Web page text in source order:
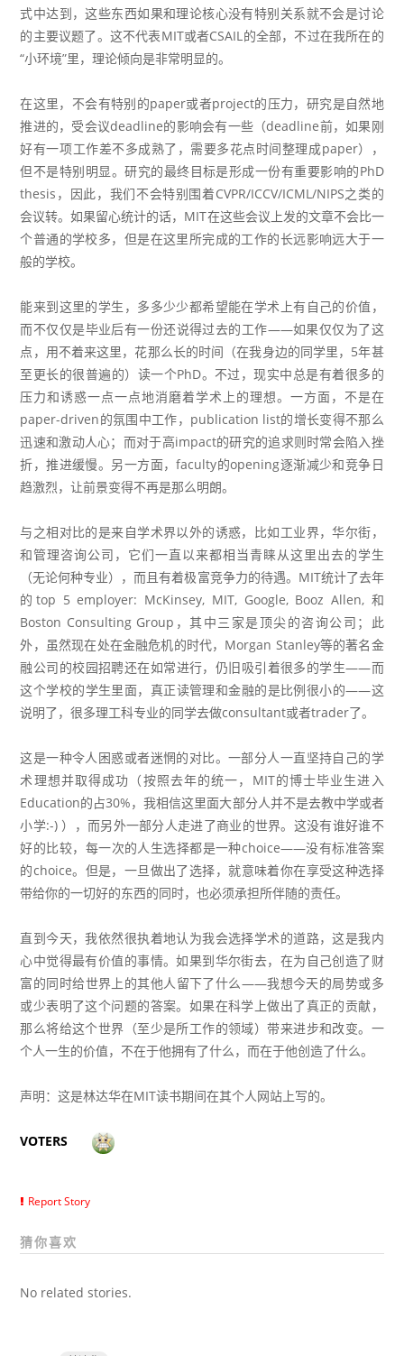
式中达到，这些东西如果和理论核心没有特别关系就不会是讨论
的主要议题了。这不代表MIT或者CSAIL的全部，不过在我所在的
“小环境”里，理论倾向是非常明显的。
在这里，不会有特别的paper或者project的压力，研究是自然地
推进的，受会议deadline的影响会有一些（deadline前，如果刚
好有一项工作差不多成熟了，需要多花点时间整理成paper），
但不是特别明显。研究的最终目标是形成一份有重要影响的PhD
thesis，因此，我们不会特别围着CVPR/ICCV/ICML/NIPS之类的
会议转。如果留心统计的话，MIT在这些会议上发的文章不会比一
个普通的学校多，但是在这里所完成的工作的长远影响远大于一
般的学校。
能来到这里的学生，多多少少都希望能在学术上有自己的价值，
而不仅仅是毕业后有一份还说得过去的工作——如果仅仅为了这
点，用不着来这里，花那么长的时间（在我身边的同学里，5年甚
至更长的很普遍的）读一个PhD。不过，现实中总是有着很多的
压力和诱惑一点一点地消磨着学术上的理想。一方面，不是在
paper-driven的氛围中工作，publication list的增长变得不那么
迅速和激动人心；而对于高impact的研究的追求则时常会陷入挫
折，推进缓慢。另一方面，faculty的opening逐渐减少和竞争日
趋激烈，让前景变得不再是那么明朗。
与之相对比的是来自学术界以外的诱惑，比如工业界，华尔街，
和管理咨询公司，它们一直以来都相当青睐从这里出去的学生
（无论何种专业），而且有着极富竞争力的待遇。MIT统计了去年
的top 5 employer: McKinsey, MIT, Google, Booz Allen, 和
Boston Consulting Group，其中三家是顶尖的咨询公司；此
外，虽然现在处在金融危机的时代，Morgan Stanley等的著名金
融公司的校园招聘还在如常进行，仍旧吸引着很多的学生——而
这个学校的学生里面，真正读管理和金融的是比例很小的——这
说明了，很多理工科专业的同学去做consultant或者trader了。
这是一种令人困惑或者迷惘的对比。一部分人一直坚持自己的学
术理想并取得成功（按照去年的统一，MIT的博士毕业生进入
Education的占30%，我相信这里面大部分人并不是去教中学或者
小学:-) ），而另外一部分人走进了商业的世界。这没有谁好谁不
好的比较，每一次的人生选择都是一种choice——没有标准答案
的choice。但是，一旦做出了选择，就意味着你在享受这种选择
带给你的一切好的东西的同时，也必须承担所伴随的责任。
直到今天，我依然很执着地认为我会选择学术的道路，这是我内
心中觉得最有价值的事情。如果到华尔街去，在为自己创造了财
富的同时给世界上的其他人留下了什么——我想今天的局势或多
或少表明了这个问题的答案。如果在科学上做出了真正的贡献，
那么将给这个世界（至少是所工作的领域）带来进步和改变。一
个人一生的价值，不在于他拥有了什么，而在于他创造了什么。
声明：这是林达华在MIT读书期间在其个人网站上写的。
VOTERS
Report Story
猜你喜欢
No related stories.